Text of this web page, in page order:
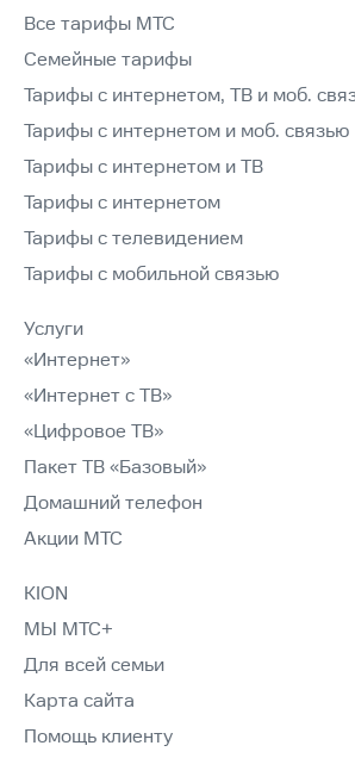
Все тарифы МТС
Семейные тарифы
Тарифы с интернетом, ТВ и моб.
Тарифы с интернетом и моб. связью
Тарифы с интернетом и ТВ
Тарифы с интернетом
Тарифы с телевидением
Тарифы с мобильной связью
Услуги
«Интернет»
«Интернет с ТВ»
«Цифровое ТВ»
Пакет ТВ «Базовый»
Домашний телефон
Акции МТС
KION
МЫ МТС+
Для всей семьи
Карта сайта
Помощь клиенту